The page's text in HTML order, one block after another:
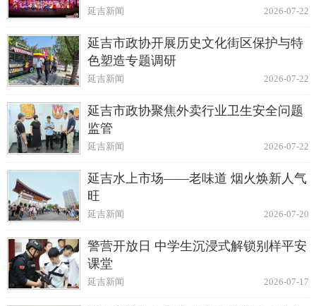
2026-07-22
延吉新闻
延吉市政协开展历史文化街区保护与特
色塑造专题调研
2026-07-22
延吉新闻
延吉市政协聚焦外卖行业卫生安全问题
监管
2026-07-22
延吉新闻
延吉水上市场——老味道 烟火焕新人气
旺
2026-07-20
延吉新闻
警营开放日 中学生沉浸式解锁别样平安
课堂
2026-07-17
延吉新闻